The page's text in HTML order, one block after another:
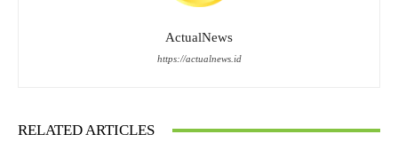
ActualNews
https://actualnews.id
RELATED ARTICLES